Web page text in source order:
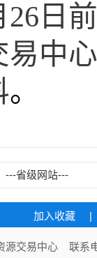
26 日 前
易中
。
---省级网站---
加入收藏 |
源交易中心 联系